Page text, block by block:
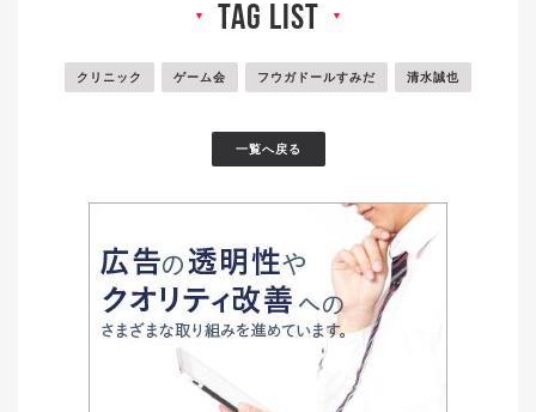
▼ tag list ▼
クリニック ゲーム会 フウガドールすみだ 清水誠也
一覧へ戻る